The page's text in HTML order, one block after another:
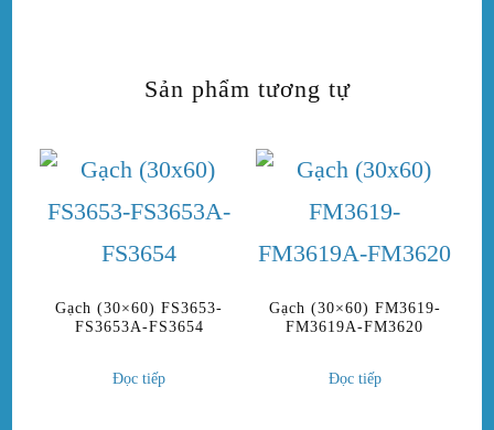
Sản phẩm tương tự
Gạch (30×60) FS3653-
FS3653A-FS3654
Đọc tiếp
Gạch (30×60) FM3619-
FM3619A-FM3620
Đọc tiếp